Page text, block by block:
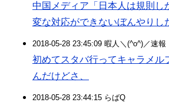
中国メディア「日本人は規則し
変な対応ができないぼんやりし
2018-05-28 23:45:09 暇人＼(^o^)／速報
初めてスタバ行ってキャラメル
んだけどさ、
2018-05-28 23:44:15 らばQ